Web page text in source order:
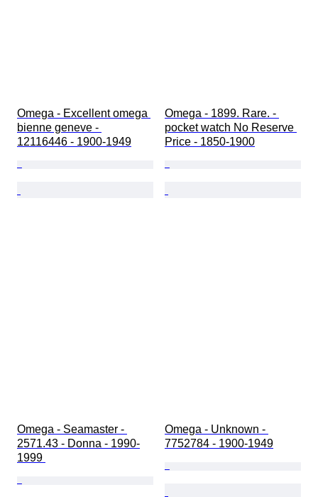
Omega - Excellent omega
bienne geneve -
12116446 - 1900-1949
Omega - 1899. Rare. -
pocket watch No Reserve
Price - 1850-1900
Omega - Seamaster -
2571.43 - Donna - 1990-
1999
Omega - Unknown -
7752784 - 1900-1949